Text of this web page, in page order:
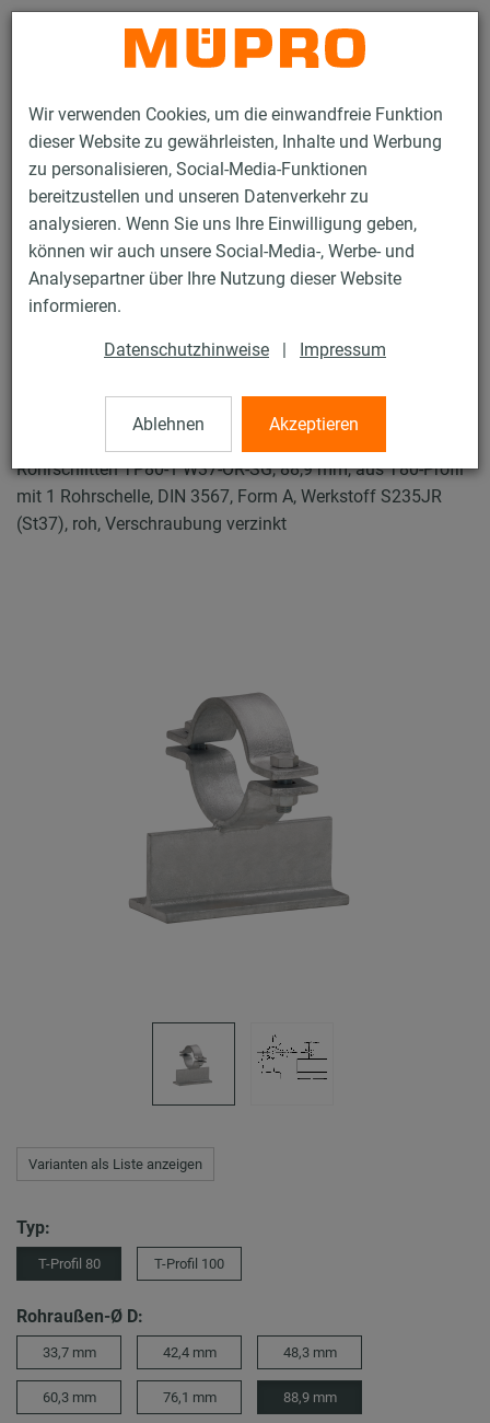
Wir verwenden Cookies, um die einwandfreie Funktion
dieser Website zu gewährleisten, Inhalte und Werbung
zu personalisieren, Social-Media-Funktionen
bereitzustellen und unseren Datenverkehr zu
analysieren. Wenn Sie uns Ihre Einwilligung geben,
können wir auch unsere Social-Media-, Werbe- und
Analysepartner über Ihre Nutzung dieser Website
informieren.
Datenschutzhinweise | Impressum
Ablehnen Akzeptieren
Kontakt
Produkte Befestigungstechnik
Feuerverzinkte Produkte
Feuerverzinkte Produkte für Rohrschlitten und Zubehör
Rohrschlitten Typ TP-1
Rohrschlitten Typ TP-1
Rohrschlitten TP80-1 W37-OR-SG, 88,9 mm, aus T80-Profil
mit 1 Rohrschelle, DIN 3567, Form A, Werkstoff S235JR
(St37), roh, Verschraubung verzinkt
Varianten als Liste anzeigen
Typ:
T-Profil 80 T-Profil 100
Rohraußen-Ø D:
33,7 mm 42,4 mm 48,3 mm
60,3 mm 76,1 mm 88,9 mm